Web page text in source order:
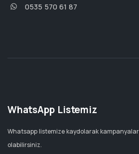
0535 570 61 87
WhatsApp Listemiz
Whatsapp listemize kaydolarak
olabilirsiniz.